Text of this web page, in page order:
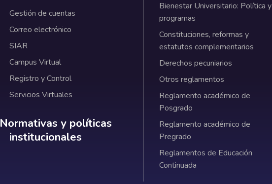
Gestión de cuentas
Correo electrónico
SIAR
Campus Virtual
Registro y Control
Servicios Virtuales
Normativas y políticas institucionales
Normativas y políticas
institucionales
Bienestar Universitario: Política y
programas
Constituciones, reformas y
estatutos complementarios
Derechos pecuniarios
Otros reglamentos
Reglamento académico de
Posgrado
Reglamento académico de
Pregrado
Reglamentos de Educación
Continuada